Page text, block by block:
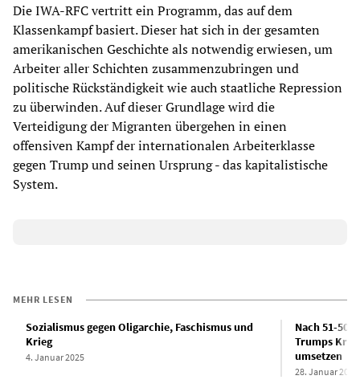
Die IWA-RFC vertritt ein Programm, das auf dem
Klassenkampf basiert. Dieser hat sich in der gesamten
amerikanischen Geschichte als notwendig erwiesen, um
Arbeiter aller Schichten zusammenzubringen und
politische Rückständigkeit wie auch staatliche Repression
zu überwinden. Auf dieser Grundlage wird die
Verteidigung der Migranten übergehen in einen
offensiven Kampf der internationalen Arbeiterklasse
gegen Trump und seinen Ursprung - das kapitalistische
System.
MEHR LESEN
Sozialismus gegen Oligarchie, Faschismus und
Krieg
4. Januar 2025
Nach 51-50-
Trumps
umsetzen
28. Januar 2025